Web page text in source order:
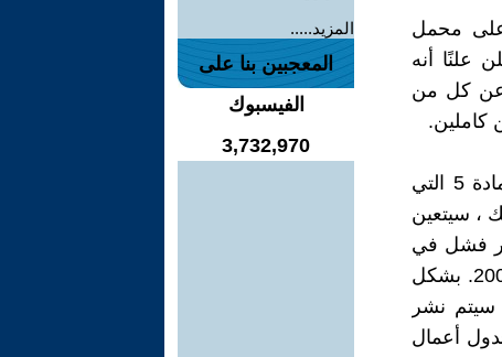
على محمل
علنًا أنه
عن كل من
كاملين.
بصفتهما عضوين كاملي العضوية ، سيتم تغطية كلا البلدين بموجب المادة 5 التي
، سيتعين
فشل في
القيام به لسنوات عديدة بعد انضمام دول البلطيق إلى الناتو في عام 2004. بشكل
سيتم نشر
أعمال
المزيد.....
المعجبين بنا على
الفيسبوك
3,732,970